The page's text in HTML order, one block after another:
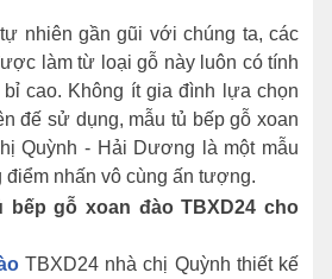
nhiên gần gũi với chúng ta, các
làm từ loại gỗ này luôn có tính
cao. Không ít gia đình lựa chọn
đế sử dụng, mẫu tủ bếp gỗ xoan
Quỳnh - Hải Dương là một mẫu
nhấn vô cùng ấn tượng.
bếp gỗ xoan đào TBXD24 cho
TBXD24 nhà chị Quỳnh thiết kế